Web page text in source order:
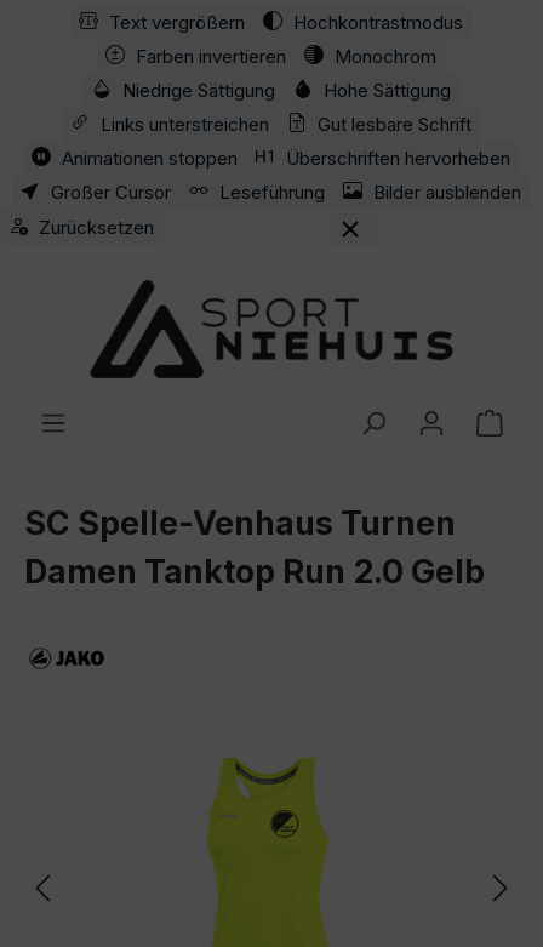
Zum Hauptinhalt springen
Text vergrößern
Hochkontrastmodus
Farben invertieren
Monochrom
Niedrige Sättigung
Hohe Sättigung
Links unterstreichen
Gut lesbare Schrift
Animationen stoppen
Überschriften hervorheben
Großer Cursor
Leseführung
Bilder ausblenden
Zurücksetzen
SC Spelle-Venhaus Turnen
Damen Tanktop Run 2.0 Gelb
Bildergalerie überspringen